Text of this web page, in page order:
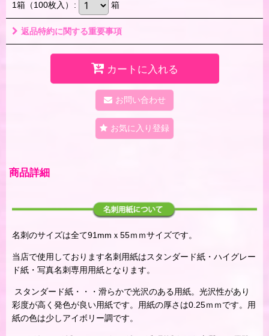
1箱（100枚入） : 箱
返品特約に関する重要事項
カートに入れる
お問い合わせ
お気に入り登録
商品詳細
名刺のサイズは全て91mmｘ55ｍｍサイズです。
当店で使用しております名刺用紙はスタンダード紙・ハイグレー
ド紙・写真名刺専用用紙となります。
スタンダード紙・・・滑らかで光沢のある用紙。光沢性があり
彩度が高く発色が良い用紙です。用紙の厚さは0.25ｍｍです。用
紙の色は少しアイボリー調です。